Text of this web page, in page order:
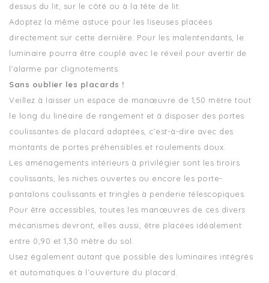
dessus du lit, sur le côté ou à la tête de lit.
Adoptez la même astuce pour les liseuses placées
directement sur cette dernière. Pour les malentendants, le
luminaire pourra être couplé avec le réveil pour avertir de
l’alarme par clignotements.
Sans oublier les placards !
Veillez à laisser un espace de manœuvre de 1,50 mètre tout
le long du linéaire de rangement et à disposer des portes
coulissantes de placard adaptées, c’est-à-dire avec des
montants de portes préhensibles et roulements doux.
Les aménagements intérieurs à privilégier sont les tiroirs
coulissants, les niches ouvertes ou encore les porte-
pantalons coulissants et tringles à penderie télescopiques.
Pour être accessibles, toutes les manœuvres de ces divers
mécanismes devront, elles aussi, être placées idéalement
entre 0,90 et 1,30 mètre du sol.
Usez également autant que possible des luminaires intégrés
et automatiques à l’ouverture du placard.